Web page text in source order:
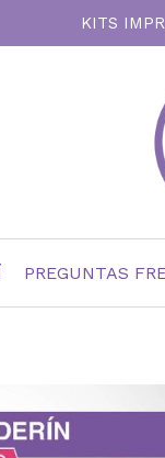
KITS
PREGUNTAS